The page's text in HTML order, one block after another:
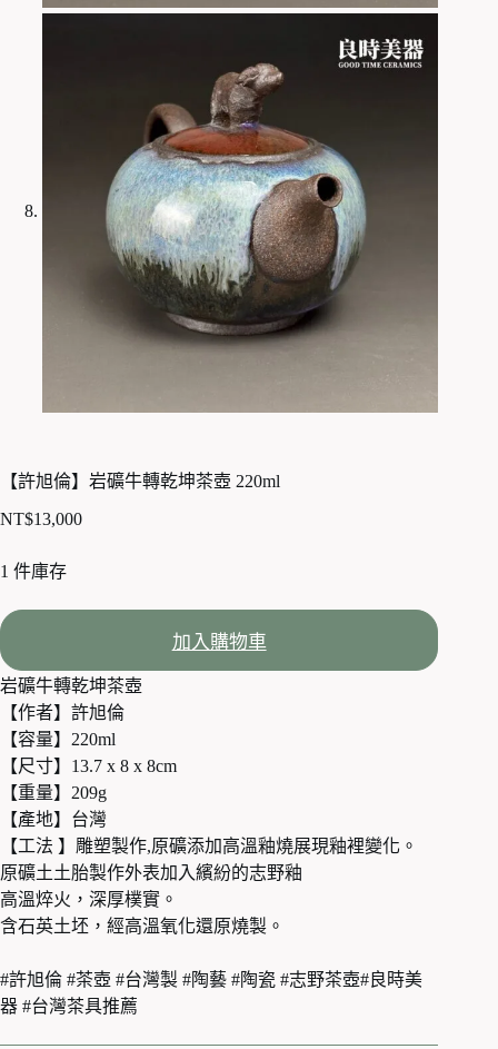
【許旭倫】岩礦牛轉乾坤茶壺 220ml
NT$13,000
1 件庫存
加入購物車
岩礦牛轉乾坤茶壺
【作者】許旭倫
【容量】220ml
【尺寸】13.7 x 8 x 8cm
【重量】209g
【產地】台灣
【工法 】雕塑製作,原礦添加高溫釉燒展現釉裡變化。
原礦土土胎製作外表加入繽紛的志野釉
高溫焠火，深厚樸實。
含石英土坯，經高溫氧化還原燒製。
#許旭倫 #茶壺 #台灣製 #陶藝 #陶瓷 #志野茶壺#良時美
器 #台灣茶具推薦